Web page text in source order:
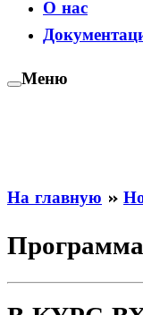
О нас
Меню
На главную »